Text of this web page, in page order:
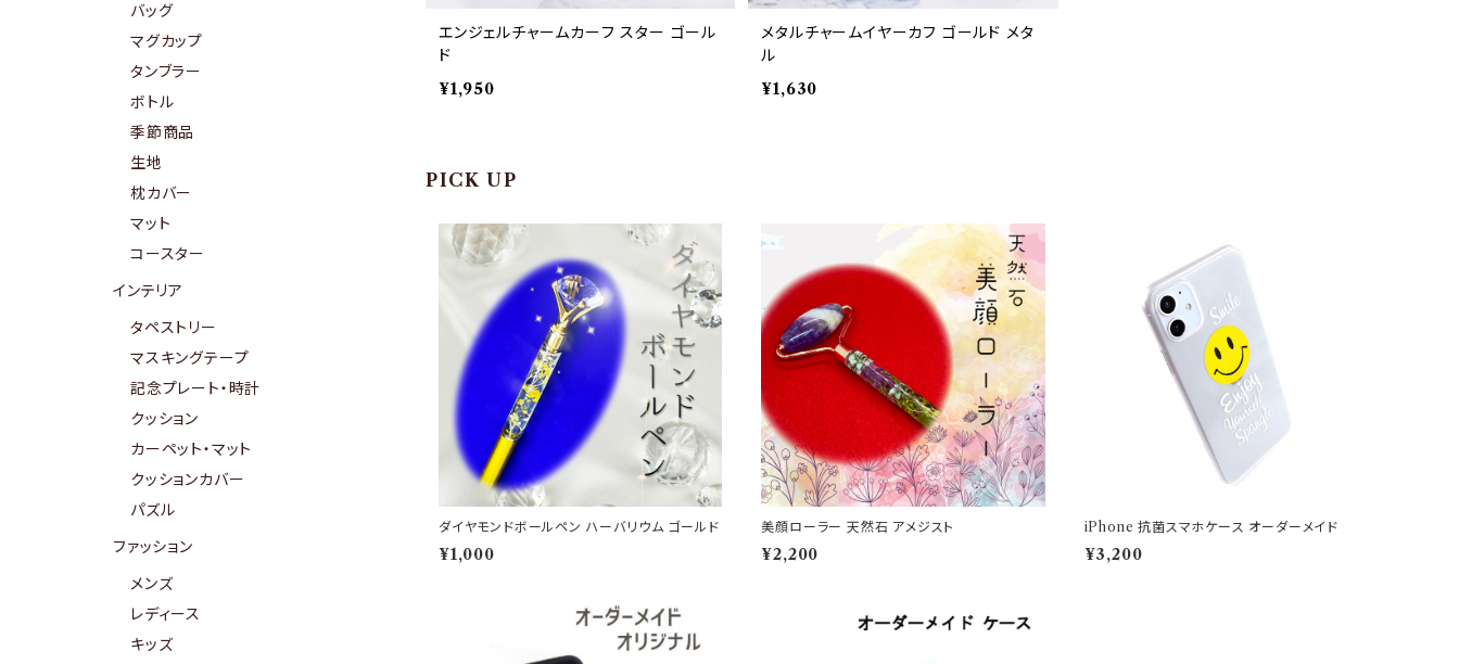
エンジェルチャームカーフ スター ゴール
ド
¥1,950
メタルチャームイヤーカフ ゴールド メタ
ル
¥1,630
PICK UP
ダイヤモンドボールペン ハーバリウム ゴールド
¥1,000
美顔ローラー 天然石 アメジスト
¥2,200
iPhone 抗菌スマホケース オーダーメイド
¥3,200
バッグ
マグカップ
タンブラー
ボトル
季節商品
生地
枕カバー
マット
コースター
インテリア
タペストリー
マスキングテープ
記念プレート・時計
クッション
カーペット・マット
クッションカバー
パズル
ファッション
メンズ
レディース
キッズ